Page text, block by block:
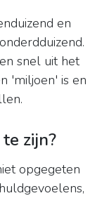
en
snel uit het
'miljoen' is en
zijn?
opgegeten